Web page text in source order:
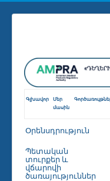
Գլխավոր
Մեր
մասին
Օրենսդրություն
Պետական
տուրքեր և
վճարովի
ծառայություններ